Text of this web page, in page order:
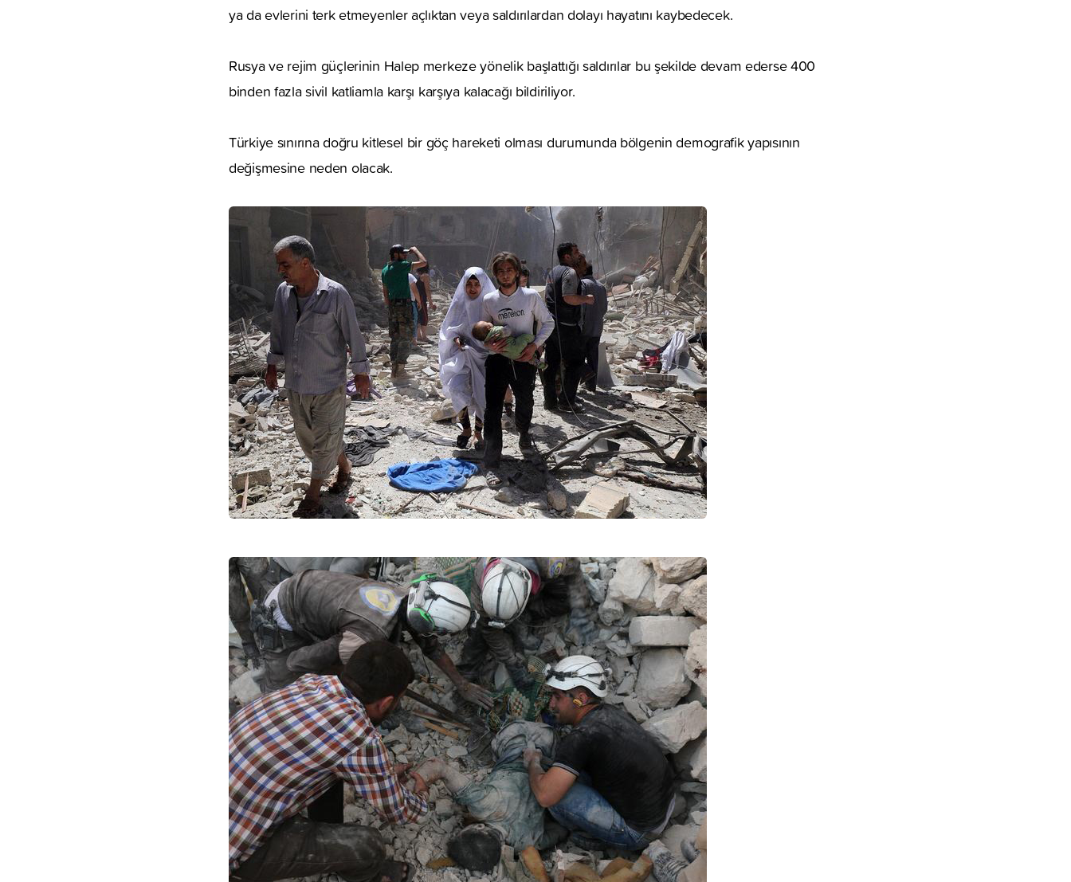
ya da evlerini terk etmeyenler açlıktan veya saldırılardan dolayı hayatını kaybedecek.
Rusya ve rejim güçlerinin Halep merkeze yönelik başlattığı saldırılar bu şekilde devam ederse 400
binden fazla sivil katliamla karşı karşıya kalacağı bildiriliyor.
Türkiye sınırına doğru kitlesel bir göç hareketi olması durumunda bölgenin demografik yapısının
değişmesine neden olacak.